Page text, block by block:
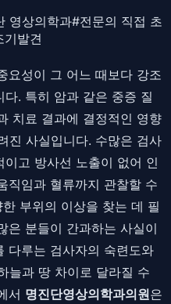
영상의학과#전문의 직접 초
기발견
요성이 그 어느 때보다 강조
. 특히 암과 같은 중증 질
치료 결과에 결정적인 영향
진 사실입니다. 수많은 검사
고 방사선 노출이 없어 인
직임과 혈류까지 관찰할 수
부위의 이상을 찾는 데 필
은 분들이 간과하는 사실이
다루는 검사자의 숙련도와
늘과 땅 차이로 달라질 수
서 명진단영상의학과의원은